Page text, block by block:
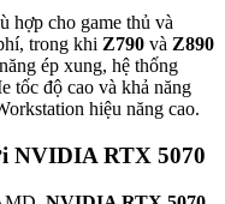
hợp cho game thủ và
trong khi Z790 và Z890
ép xung, hệ thống
tốc độ cao và khả năng
hiệu năng cao.
NVIDIA RTX 5070